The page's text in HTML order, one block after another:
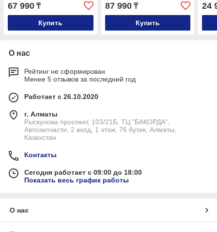
67 990 ₸
Купить
87 990₸
Купить
24
О нас
Рейтинг не сформирован
Менее 5 отзывов за последний год
Работает с 26.10.2020
г. Алматы
Рыскулова проспект, 103/21Б, ТЦ "БАКОРДА",
Автозапчасти, 2 вход, 1 этаж, 76 бутик, Алматы,
Казахстан
Контакты
Сегодня работает с 09:00 до 18:00
Показать весь график работы
О нас